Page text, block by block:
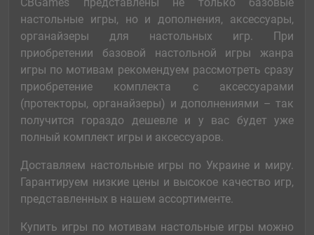
настольные игры, но и дополнения, аксессуары,
органайзеры для настольных игр. При
приобретении базовой настольной игры жанра
игры по мотивам рекомендуем рассмотреть сразу
приобретение комплекта с аксессуарами
(протекторы, органайзеры) и дополнениями – так
получится гораздо дешевле и у вас будет уже
полный комплект игры и аксессуаров.
Доставляем настольные игры по Украине и миру.
Гарантируем низкие цены и высокое качество игр,
представленных в нашем ассортименте.
Купить игры по мотивам настольные игры можно